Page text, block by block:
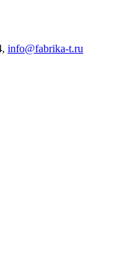
info@fabrika-t.ru